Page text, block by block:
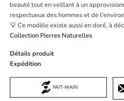
beauté tout en veillant à un
respectueux des hommes et de
💡 Ce modèle existe aussi en doré, à
Collection Pierres Naturelles
Détails produit
Expédition
FAIT-MAIN